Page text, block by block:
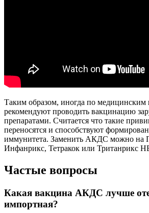
Таким образом, иногда по медицинским
рекомендуют проводить вакцинацию
препаратами. Считается что такие
переносятся и способствуют
иммунитета. Заменить АКДС можно на
Инфанрикс, Тетракок или Тританрикс
Частые вопросы
Какая вакцина АКДС лучше
импортная?